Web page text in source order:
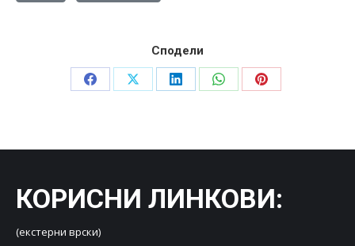
Сподели
Share
Share
Share
Share
Share
КОРИСНИ ЛИНКОВИ:
(екстерни врски)